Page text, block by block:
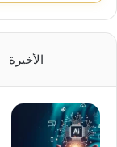
الأخيرة